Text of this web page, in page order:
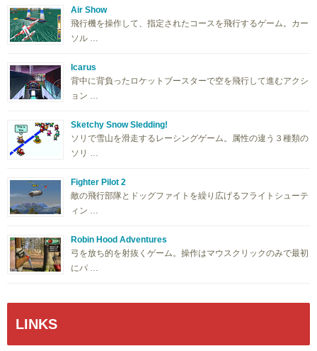
Air Show
飛行機を操作して、指定されたコースを飛行するゲーム。カー
ソル …
Icarus
背中に背負ったロケットブースターで空を飛行して進むアクシ
ョン …
Sketchy Snow Sledding!
ソリで雪山を滑走するレーシングゲーム。属性の違う３種類の
ソリ …
Fighter Pilot 2
敵の飛行部隊とドッグファイトを繰り広げるフライトシューテ
ィン …
Robin Hood Adventures
弓を放ち的を射抜くゲーム。操作はマウスクリックのみで最初
にパ …
LINKS